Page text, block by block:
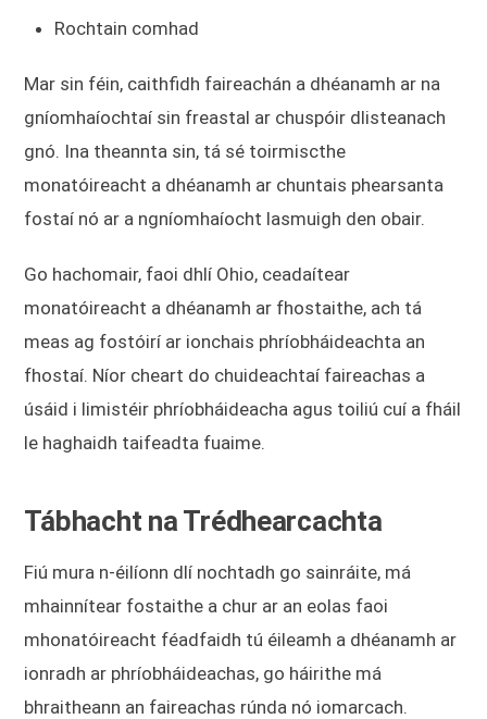
Rochtain comhad
Mar sin féin, caithfidh faireachán a dhéanamh ar na
gníomhaíochtaí sin freastal ar chuspóir dlisteanach
gnó. Ina theannta sin, tá sé toirmiscthe
monatóireacht a dhéanamh ar chuntais phearsanta
fostaí nó ar a ngníomhaíocht lasmuigh den obair.
Go hachomair, faoi dhlí Ohio, ceadaítear
monatóireacht a dhéanamh ar fhostaithe, ach tá
meas ag fostóirí ar ionchais phríobháideachta an
fhostaí. Níor cheart do chuideachtaí faireachas a
úsáid i limistéir phríobháideacha agus toiliú cuí a fháil
le haghaidh taifeadta fuaime.
Tábhacht na Trédhearcachta
Fiú mura n-éilíonn dlí nochtadh go sainráite, má
mhainnítear fostaithe a chur ar an eolas faoi
mhonatóireacht féadfaidh tú éileamh a dhéanamh ar
ionradh ar phríobháideachas, go háirithe má
bhraitheann an faireachas rúnda nó iomarcach.